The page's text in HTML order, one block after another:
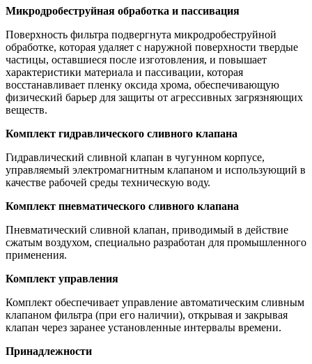
Микродробеструйная обработка и пассивация
Поверхность фильтра подвергнута микродробеструйной
обработке, которая удаляет с наружной поверхности твердые
частицы, оставшиеся после изготовления, и повышает
характеристики материала и пассивации, которая
восстанавливает пленку оксида хрома, обеспечивающую
физический барьер для защиты от агрессивных загрязняющих
веществ.
Комплект гидравлического сливного клапана
Гидравлический сливной клапан в чугунном корпусе,
управляемый электромагнитным клапаном и использующий в
качестве рабочей среды техническую воду.
Комплект пневматического сливного клапана
Пневматический сливной клапан, приводимый в действие
сжатым воздухом, специально разработан для промышленного
применения.
Комплект управления
Комплект обеспечивает управление автоматическим сливным
клапаном фильтра (при его наличии), открывая и закрывая
клапан через заранее установленные интервалы времени.
Принадлежности